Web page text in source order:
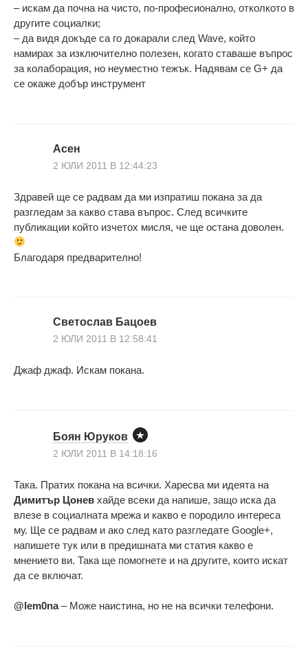
– искам да почна на чисто, по-професионално, отколкото в
другите социалки;
– да видя докъде са го докарали след Wave, който
намирах за изключително полезен, когато ставаше въпрос
за колаборация, но неуместно тежък. Надявам се G+ да
се окаже добър инструмент
Асен
2 ЮЛИ 2011 В 12:44:23
Здравей ще се радвам да ми изпратиш покана за да
разгледам за какво става въпрос. След всичките
публикации който изчетох мисля, че ще остана доволен.
Благодаря предварително!
Светослав Бацоев
2 ЮЛИ 2011 В 12:58:41
Джаф джаф. Искам покана.
Боян Юруков
2 ЮЛИ 2011 В 14:18:16
Така. Пратих покана на всички. Харесва ми идеята на
Димитър Цонев хайде всеки да напише, защо иска да
влезе в социалната мрежа и какво е породило интереса
му. Ще се радвам и ако след като разгледате Google+,
напишете тук или в предишната ми статия какво е
мнението ви. Така ще помогнете и на другите, които искат
да се включат.
@lem0na– Може наистина, но не на всички телефони.